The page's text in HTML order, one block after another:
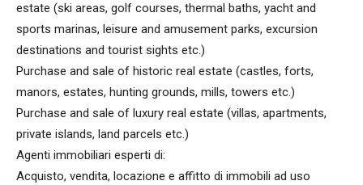
estate (ski areas, golf courses, thermal baths, yacht and
sports marinas, leisure and amusement parks, excursion
destinations and tourist sights etc.)
Purchase and sale of historic real estate (castles, forts,
manors, estates, hunting grounds, mills, towers etc.)
Purchase and sale of luxury real estate (villas, apartments,
private islands, land parcels etc.)
Agenti immobiliari esperti di:
Acquisto, vendita, locazione e affitto di immobili ad uso